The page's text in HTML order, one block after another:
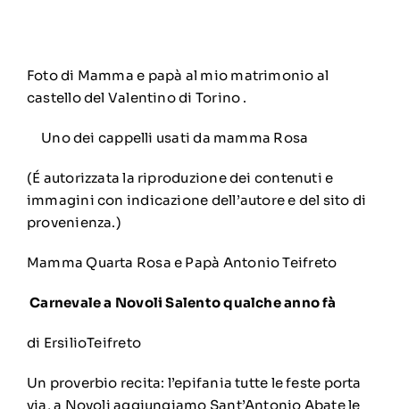
Foto di Mamma e papà al mio matrimonio al
castello del Valentino di Torino .
Uno dei cappelli usati da mamma Rosa
(É autorizzata la riproduzione dei contenuti e
immagini con indicazione dell’autore e del sito di
provenienza.)
Mamma Quarta Rosa e Papà Antonio Teifreto
Carnevale a Novoli Salento qualche anno fà
di ErsilioTeifreto
Un proverbio recita: l’epifania tutte le feste porta
via, a Novoli aggiungiamo Sant’Antonio Abate le